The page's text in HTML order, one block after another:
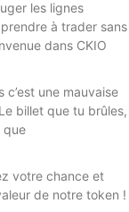
les lignes
à trader sans
dans CKIO
une mauvaise
billet que tu brûles,
que
votre chance et
de notre token !